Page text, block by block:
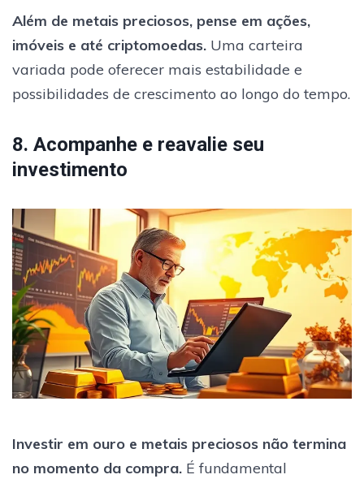
Além de metais preciosos, pense em ações,
imóveis e até criptomoedas. Uma carteira
variada pode oferecer mais estabilidade e
possibilidades de crescimento ao longo do tempo.
8. Acompanhe e reavalie seu
investimento
Investir em ouro e metais preciosos não termina
no momento da compra. É fundamental